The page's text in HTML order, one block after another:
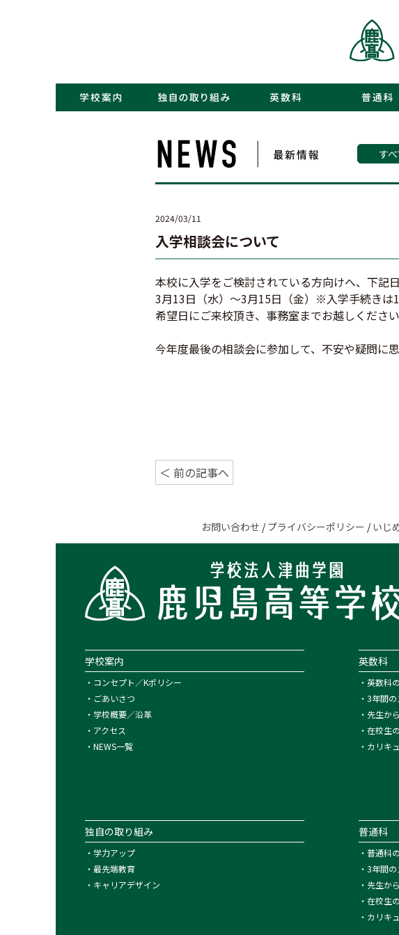
すべ
2024/03/11
入学相談会について
本校に入学をご検討されている方向けへ、下記
3月13日（水）～3月15日（金）※入学手続きは
希望日にご来校頂き、事務室までお越しくださ
今年度最後の相談会に参加して、不安や疑問に
＜ 前の記事へ
お問い合わせ /プライバシーポリシー /いじ
学校案内
・ コンセプト／Kポリシー
・ ごあいさつ
・ 学校概要／沿革
・ アクセス
・ NEWS一覧
独自の取り組み
・ 学力アップ
・ 最先端教育
・ キャリアデザイン
英数科
・ 英数科
・ 3年間の
・ 先生か
・ 在校生
・ カリキ
普通科
・ 普通科
・ 3年間の
・ 先生か
・ 在校生
・ カリキ